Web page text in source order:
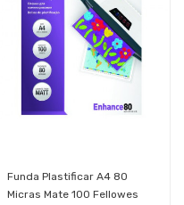
Funda Plastificar A4 80
Micras Mate 100 Fellowes